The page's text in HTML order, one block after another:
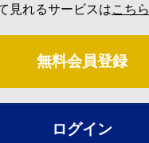
見れるサービスはこちら
無料会員登録
ログイン